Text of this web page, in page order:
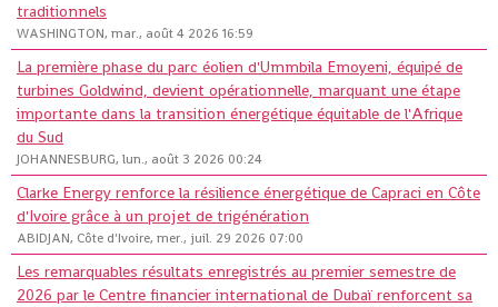
traditionnels
WASHINGTON, mar., août 4 2026 16:59
La première phase du parc éolien d'Ummbila Emoyeni, équipé de
turbines Goldwind, devient opérationnelle, marquant une étape
importante dans la transition énergétique équitable de l'Afrique
du Sud
JOHANNESBURG, lun., août 3 2026 00:24
Clarke Energy renforce la résilience énergétique de Capraci en Côte
d'Ivoire grâce à un projet de trigénération
ABIDJAN, Côte d'Ivoire, mer., juil. 29 2026 07:00
Les remarquables résultats enregistrés au premier semestre de
2026 par le Centre financier international de Dubaï renforcent sa